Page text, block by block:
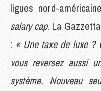
ligues nord-
salary cap. La
: « Une taxe de luxe ?
vous reversez aussi
système. Nouveau